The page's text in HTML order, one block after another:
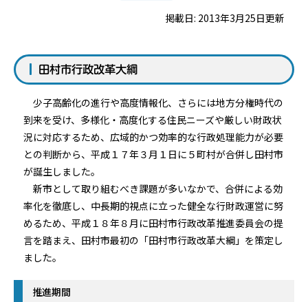
掲載日: 2013年3月25日更新
田村市行政改革大綱
少子高齢化の進行や高度情報化、さらには地方分権時代の
到来を受け、多様化・高度化する住民ニーズや厳しい財政状
況に対応するため、広域的かつ効率的な行政処理能力が必要
との判断から、平成１７年３月１日に５町村が合併し田村市
が誕生しました。
新市として取り組むべき課題が多いなかで、合併による効
率化を徹底し、中長期的視点に立った健全な行財政運営に努
めるため、平成１８年８月に田村市行政改革推進委員会の提
言を踏まえ、田村市最初の「田村市行政改革大綱」を策定し
ました。
推進期間